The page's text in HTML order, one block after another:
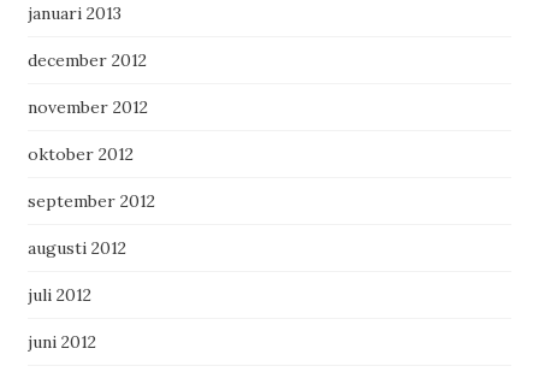
januari 2013
december 2012
november 2012
oktober 2012
september 2012
augusti 2012
juli 2012
juni 2012